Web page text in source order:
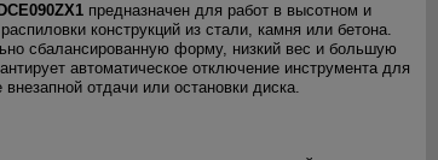
предназначен для работ в высотном и
конструкций из стали, камня или бетона.
сбалансированную форму, низкий вес и большую
автоматическое отключение инструмента для
отдачи или остановки диска.